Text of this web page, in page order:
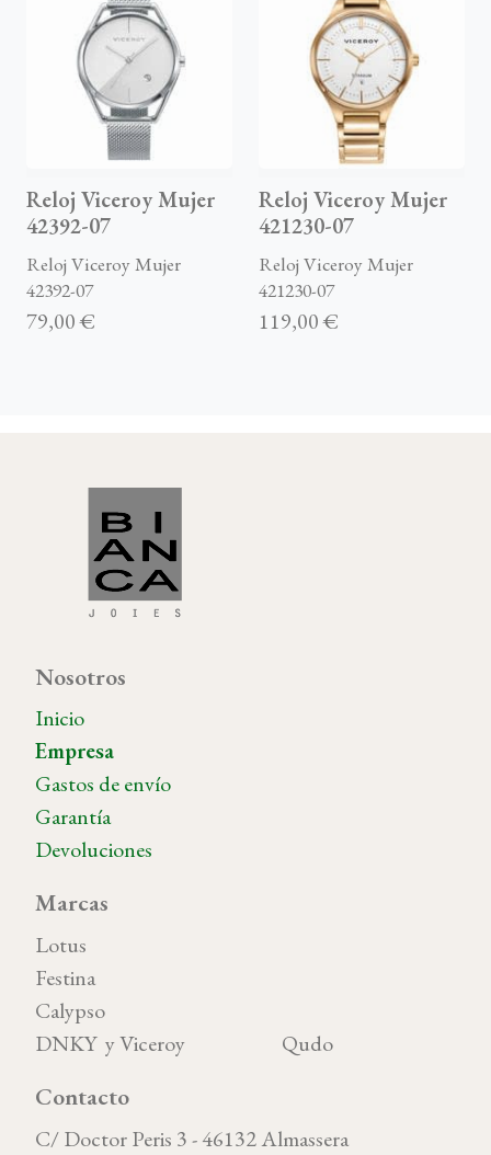
Reloj Viceroy Mujer
42392-07
Reloj Viceroy Mujer
42392-07
79,00 €
Reloj Viceroy Mujer
421230-07
Reloj Viceroy Mujer
421230-07
119,00 €
Nosotros
Inicio
Empresa
Gastos de envío
Garantía
Devoluciones
Marcas
Lotus
Festina
Calypso
DNKY y Viceroy Qudo
Contacto
C/ Doctor Peris 3 - 46132 Almassera